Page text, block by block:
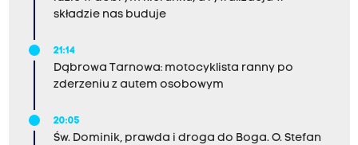
składzie nas buduje
21:14
Dąbrowa Tarnowa: motocyklista ranny po
zderzeniu z autem osobowym
20:05
Św. Dominik, prawda i droga do Boga. O. Stefan